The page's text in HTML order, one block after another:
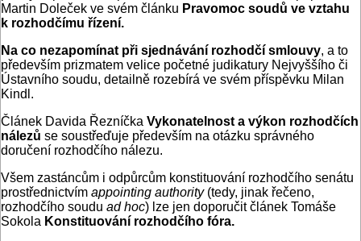
Martin Doleček ve svém článku Pravomoc soudů ve vztahu
k rozhodčímu řízení.
Na co nezapomínat při sjednávání rozhodčí smlouvy, a to
především prizmatem velice početné judikatury Nejvyššího či
Ústavního soudu, detailně rozebírá ve svém příspěvku Milan
Kindl.
Článek Davida Řezníčka Vykonatelnost a výkon rozhodčích
nálezů se soustřeďuje především na otázku správného
doručení rozhodčího nálezu.
Všem zastáncům i odpůrcům konstituování rozhodčího senátu
prostřednictvím appointing authority (tedy, jinak řečeno,
rozhodčího soudu ad hoc) lze jen doporučit článek Tomáše
Sokola Konstituování rozhodčího fóra.